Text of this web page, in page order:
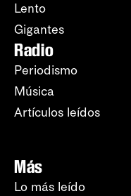
Lento
Gigantes
Radio
Periodismo
Música
Artículos leídos
Más
Lo más leído